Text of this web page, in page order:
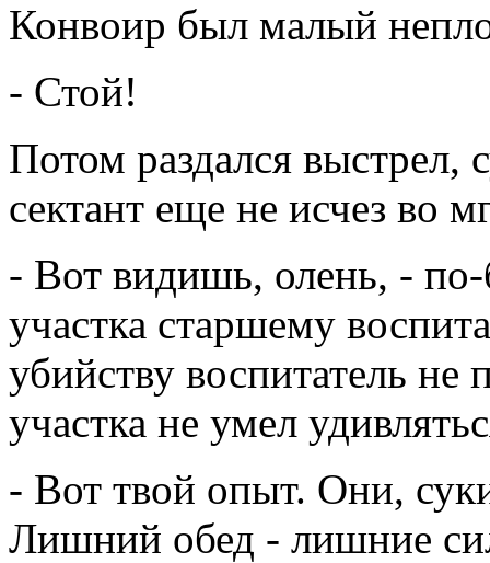
Конвоир был малый
- Стой!
Потом раздался
сектант еще не исчез во
- Вот видишь, олень, - по-
участка старшему
убийству воспитатель не
участка не умел
- Вот твой опыт. Они,
Лишний обед - лишние